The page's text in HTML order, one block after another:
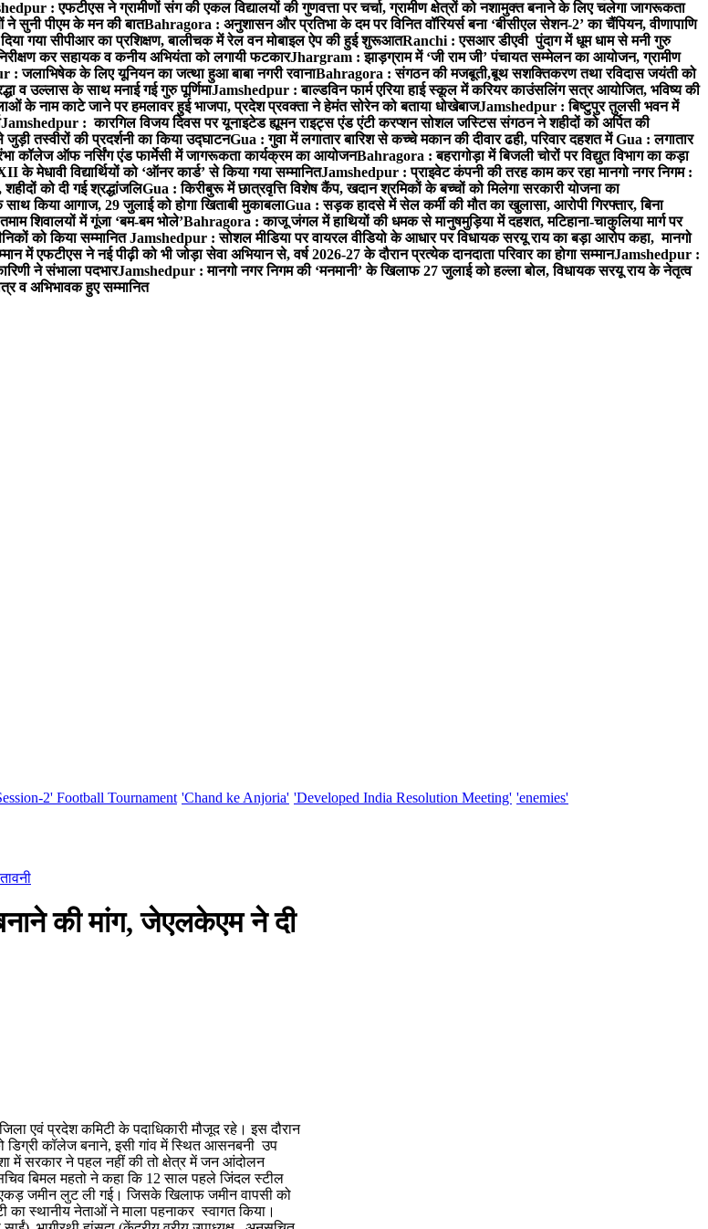
: एफटीएस ने ग्रामीणों संग की एकल विद्यालयों की गुणवत्ता पर चर्चा, ग्रामीण क्षेत्रों को नशामुक्त बनाने के लिए चलेगा जागरूकता
ने सुनी पीएम के मन की बातBahragora : अनुशासन और प्रतिभा के दम पर विनित वॉरियर्स बना ‘बीसीएल सेशन-2’ का चैंपियन, वीणापाणि
गया सीपीआर का प्रशिक्षण, बालीचक में रेल वन मोबाइल ऐप की हुई शुरूआतRanchi : एसआर डीएवी पुंदाग में धूम धाम से मनी गुरु
कर सहायक व कनीय अभियंता को लगायी फटकारJhargram : झाड़ग्राम में ‘जी राम जी’ पंचायत सम्मेलन का आयोजन, ग्रामीण
: जलाभिषेक के लिए यूनियन का जत्था हुआ बाबा नगरी रवानाBahragora : संगठन की मजबूती,बूथ सशक्तिकरण तथा रविदास जयंती को
व उल्लास के साथ मनाई गई गुरु पूर्णिमाJamshedpur : बाल्डविन फार्म एरिया हाई स्कूल में करियर काउंसलिंग सत्र आयोजित, भविष्य की
के नाम काटे जाने पर हमलावर हुई भाजपा, प्रदेश प्रवक्ता ने हेमंत सोरेन को बताया धोखेबाजJamshedpur : बिष्टुपुर तुलसी भवन में
Jamshedpur : कारगिल विजय दिवस पर यूनाइटेड ह्यूमन राइट्स एंड एंटी करप्शन सोशल जस्टिस संगठन ने शहीदों को अर्पित की
तस्वीरों की प्रदर्शनी का किया उद्घाटनGua : गुवा में लगातार बारिश से कच्चे मकान की दीवार ढही, परिवार दहशत मेंGua : लगातार
कॉलेज ऑफ नर्सिंग एंड फार्मेसी में जागरूकता कार्यक्रम का आयोजनBahragora : बहरागोड़ा में बिजली चोरों पर विद्युत विभाग का कड़ा
मेधावी विद्यार्थियों को ‘ऑनर कार्ड’ से किया गया सम्मानितJamshedpur : प्राइवेट कंपनी की तरह काम कर रहा मानगो नगर निगम :
को दी गई श्रद्धांजलिGua : किरीबुरू में छात्रवृत्ति विशेष कैंप, खदान श्रमिकों के बच्चों को मिलेगा सरकारी योजना का
किया आगाज, 29 जुलाई को होगा खिताबी मुकाबलाGua : सड़क हादसे में सेल कर्मी की मौत का खुलासा, आरोपी गिरफ्तार, बिना
शिवालयों में गूंजा ‘बम-बम भोले’Bahragora : काजू जंगल में हाथियों की धमक से मानुषमुड़िया में दहशत, मटिहाना-चाकुलिया मार्ग पर
को किया सम्मानितJamshedpur : सोशल मीडिया पर वायरल वीडियो के आधार पर विधायक सरयू राय का बड़ा आरोप कहा, मानगो
में एफटीएस ने नई पीढ़ी को भी जोड़ा सेवा अभियान से, वर्ष 2026-27 के दौरान प्रत्येक दानदाता परिवार का होगा सम्मानJamshedpur :
ने संभाला पदभारJamshedpur : मानगो नगर निगम की ‘मनमानी’ के खिलाफ 27 जुलाई को हल्ला बोल, विधायक सरयू राय के नेतृत्व
व अभिभावक हुए सम्मानित
2' Football Tournament 'Chand ke Anjoria' 'Developed India Resolution Meeting' 'enemies'
की मांग, जेएलकेएम ने दी
एवं प्रदेश कमिटी के पदाधिकारी मौजूद रहे। इस दौरान
डिग्री कॉलेज बनाने, इसी गांव में स्थित आसनबनी उप
में सरकार ने पहल नहीं की तो क्षेत्र में जन आंदोलन
बिमल महतो ने कहा कि 12 साल पहले जिंदल स्टील
एकड़ जमीन लुट ली गई। जिसके खिलाफ जमीन वापसी को
स्थानीय नेताओं ने माला पहनाकर स्वागत किया।